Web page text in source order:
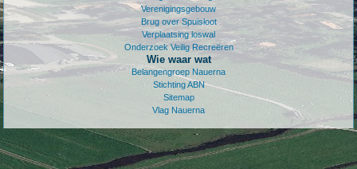
Verenigingsgebouw
Brug over Spuisloot
Verplaatsing loswal
Onderzoek Veilig Recreëren
Wie waar wat
Belangengroep Nauerna
Stichting ABN
Sitemap
Vlag Nauerna